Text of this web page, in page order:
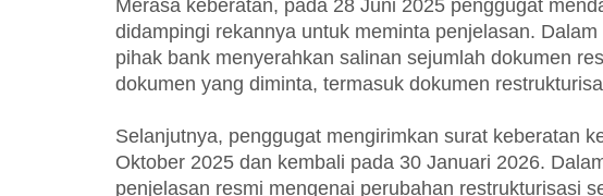
Merasa keberatan, pada 28 Juni 2025 penggugat
didampingi rekannya untuk meminta penjelasan.
pihak bank menyerahkan salinan sejumlah dokumen
dokumen yang diminta, termasuk dokumen
Selanjutnya, penggugat mengirimkan surat keberatan
Oktober 2025 dan kembali pada 30 Januari 2026.
penjelasan resmi mengenai perubahan restrukturisasi